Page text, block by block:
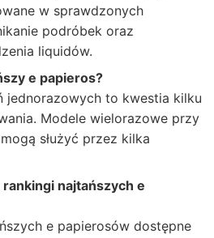
w sprawdzonych
podróbek oraz
liquidów.
e papieros?
jednorazowych to kwestia kilku
Modele wielorazowe przy
służyć przez kilka
najtańszych e
e papierosów dostępne